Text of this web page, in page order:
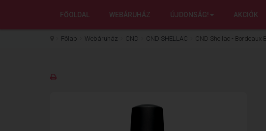
FŐOLDAL WEBÁRUHÁZ ÚJDONSÁG! AKCIÓK
Főlap Webáruház CND CND SHELLAC CND Shellac - Bordeaux